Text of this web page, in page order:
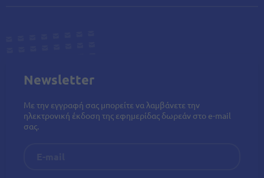
Newsletter
Με την εγγραφή σας μπορείτε να λαμβάνετε την
ηλεκτρονική έκδοση της εφημερίδας δωρεάν στο e-mail
σας.